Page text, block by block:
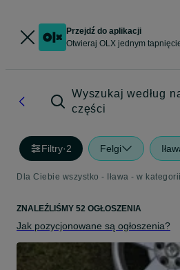
Przejdź do aplikacji
Otwieraj OLX jednym
Wyszukaj według
części
Filtry·2 Felgi
Dla Ciebie wszystko - Iława - w
ZNALEŹLIŚMY 52 OGŁOSZENIA
Jak pozycjonowane są ogłoszenia?